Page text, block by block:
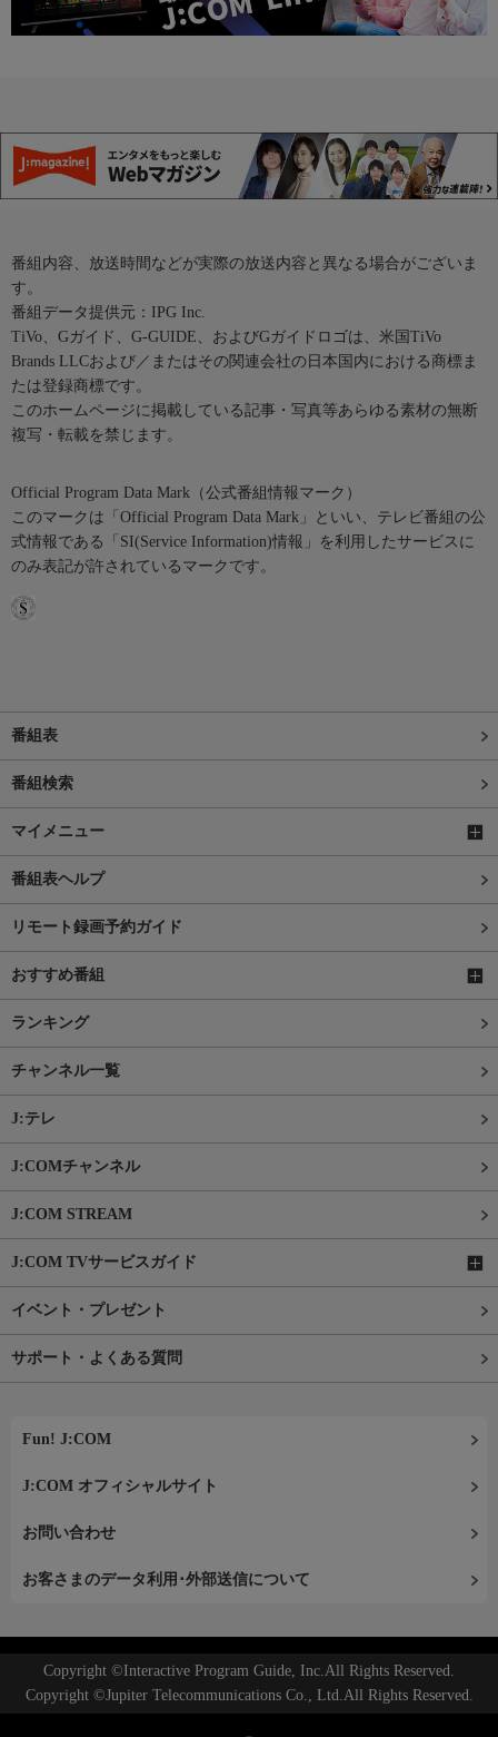
番組内容、放送時間などが実際の放送内容と異なる場合がございま
す。
番組データ提供元：IPG Inc.
TiVo、Gガイド、G-GUIDE、およびGガイドロゴは、米国TiVo
Brands LLCおよび／またはその関連会社の日本国内における商標ま
たは登録商標です。
このホームページに掲載している記事・写真等あらゆる素材の無断
複写・転載を禁じます。
Official Program Data Mark（公式番組情報マーク）
このマークは「Official Program Data Mark」といい、テレビ番組の公
式情報である「SI(Service Information)情報」を利用したサービスに
のみ表記が許されているマークです。
番組表
番組検索
マイメニュー
番組表ヘルプ
リモート録画予約ガイド
おすすめ番組
ランキング
チャンネル一覧
J:テレ
J:COMチャンネル
J:COM STREAM
J:COM TVサービスガイド
イベント・プレゼント
サポート・よくある質問
Fun! J:COM
J:COM オフィシャルサイト
お問い合わせ
お客さまのデータ利用･外部送信について
Copyright ©Interactive Program Guide, Inc.All Rights Reserved.
Copyright ©Jupiter Telecommunications Co., Ltd.All Rights Reserved.